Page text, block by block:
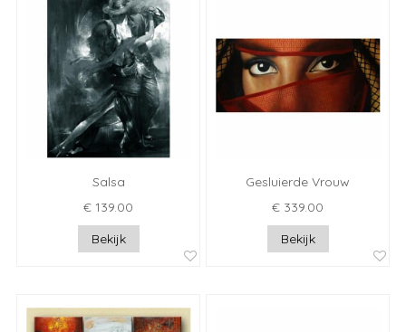
Salsa
€ 139.00
Bekijk
Gesluierde Vrouw
€ 339.00
Bekijk